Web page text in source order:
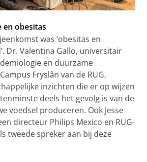
en obesitas
was ‘obesitas en
Dr. Valentina Gallo, universitair
en duurzame
Fryslân van de RUG,
inzichten die er op wijzen
deels het gevolg is van de
voedsel produceren. Ook Jesse
directeur Philips Mexico en RUG-
tweede spreker aan bij deze